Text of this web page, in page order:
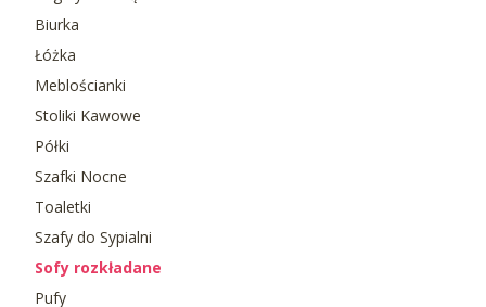
Biurka
Łóżka
Meblościanki
Stoliki Kawowe
Półki
Szafki Nocne
Toaletki
Szafy do Sypialni
Sofy rozkładane
Pufy